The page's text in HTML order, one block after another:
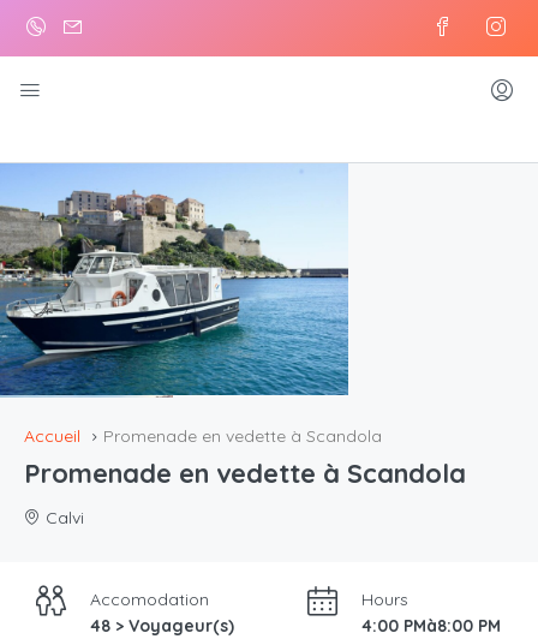
Accueil Promenade en vedette à Scandola
Promenade en vedette à Scandola
Calvi
Accomodation
48 > Voyageur(s)
Hours
4:00 PMà8:00 PM